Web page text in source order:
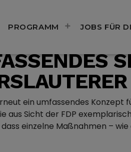
PROGRAMM JOBS FÜR
ein umfassendes Konzept
aus Sicht der FDP
einzelne Maßnahmen –